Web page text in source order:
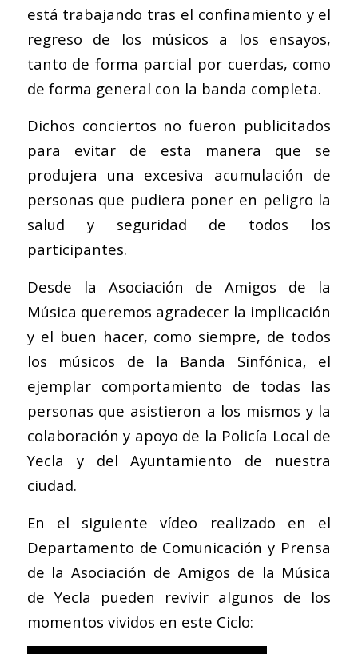
está trabajando tras el confinamiento y el
regreso de los músicos a los ensayos,
tanto de forma parcial por cuerdas, como
de forma general con la banda completa.
Dichos conciertos no fueron publicitados
para evitar de esta manera que se
produjera una excesiva acumulación de
personas que pudiera poner en peligro la
salud y seguridad de todos los
participantes.
Desde la Asociación de Amigos de la
Música queremos agradecer la implicación
y el buen hacer, como siempre, de todos
los músicos de la Banda Sinfónica, el
ejemplar comportamiento de todas las
personas que asistieron a los mismos y la
colaboración y apoyo de la Policía Local de
Yecla y del Ayuntamiento de nuestra
ciudad.
En el siguiente vídeo realizado en el
Departamento de Comunicación y Prensa
de la Asociación de Amigos de la Música
de Yecla pueden revivir algunos de los
momentos vividos en este Ciclo: